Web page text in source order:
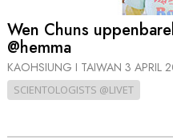
Wen Chuns
@hemma
KAOHSIUNG I TAIWAN 3 APRIL
SCIENTOLOGISTS @LIVET